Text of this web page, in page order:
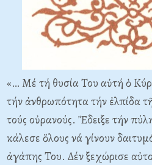
«… Μέ τή θυσία Του αὐτή ὁ
τήν ἀνθρωπότητα τήν ἐλπίδα
τούς οὐρανούς. Ἔδειξε τήν
κάλεσε ὅλους νά γίνουν
ἀγάπης Του. Δέν ξεχώρισε